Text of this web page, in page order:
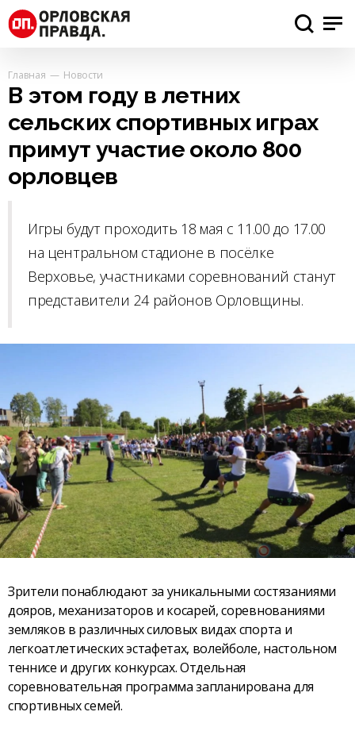
Главная Новости
В этом году в летних
сельских спортивных играх
примут участие около 800
орловцев
Игры будут проходить 18 мая с 11.00 до 17.00
на центральном стадионе в посёлке
Верховье, участниками соревнований станут
представители 24 районов Орловщины.
Зрители понаблюдают за уникальными состязаниями
дояров, механизаторов и косарей, соревнованиями
земляков в различных силовых видах спорта и
легкоатлетических эстафетах, волейболе, настольном
теннисе и других конкурсах. Отдельная
соревновательная программа запланирована для
спортивных семей.